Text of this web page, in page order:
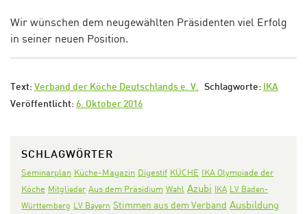
Wir wünschen dem neugewählten Präsidenten viel Erfolg
in seiner neuen Position.
Text: Verband der Köche Deutschlands e. V. Schlagworte:
IKA
Veröffentlicht: 6. Oktober 2016
SCHLAGWÖRTER
Seminarplan Küche-Magazin Digestif KÜCHE IKA Olympiade der
Köche Mitglieder Aus dem Präsidium Wahl Azubi IKA LV Baden-
Württemberg LV Bayern Stimmen aus dem Verband Ausbildung